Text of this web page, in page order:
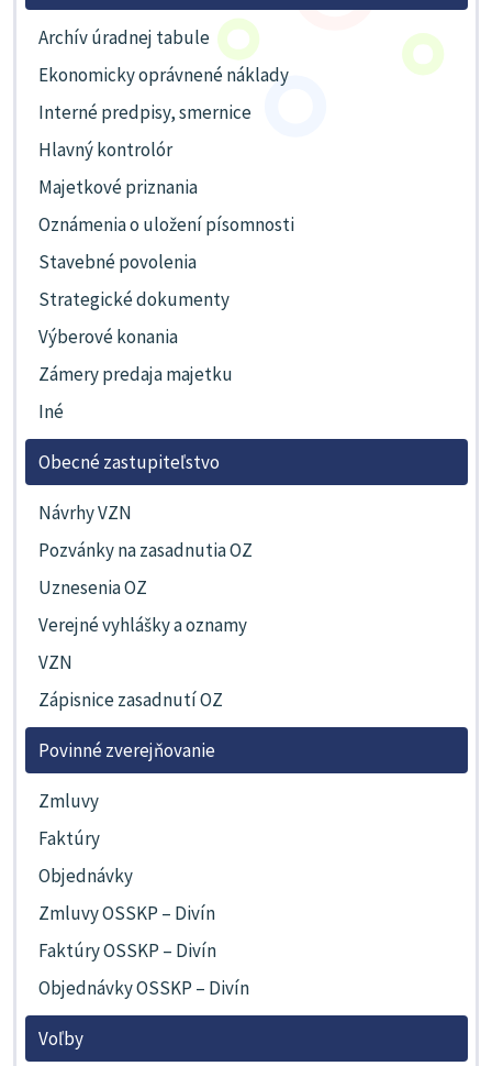
Archív úradnej tabule
Ekonomicky oprávnené náklady
Interné predpisy, smernice
Hlavný kontrolór
Majetkové priznania
Oznámenia o uložení písomnosti
Stavebné povolenia
Strategické dokumenty
Výberové konania
Zámery predaja majetku
Iné
Obecné zastupiteľstvo
Návrhy VZN
Pozvánky na zasadnutia OZ
Uznesenia OZ
Verejné vyhlášky a oznamy
VZN
Zápisnice zasadnutí OZ
Povinné zverejňovanie
Zmluvy
Faktúry
Objednávky
Zmluvy OSSKP – Divín
Faktúry OSSKP – Divín
Objednávky OSSKP – Divín
Voľby